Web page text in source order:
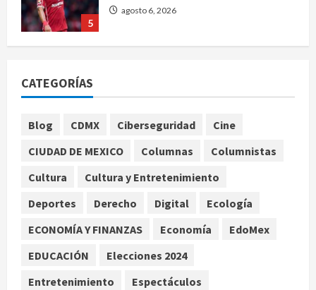
5
agosto 6, 2026
SCJN avala obligación patronal de
agrícolas
agosto 6, 2026
Turista muere ahogado en alberca
de hotel en Acapulco; familiares
personal capacitado
CATEGORÍAS
Blog CDMX Ciberseguridad
Cine
CIUDAD DE MEXICO
Columnas
Columnistas
Cultura
Cultura y Entretenimiento
Deportes
Derecho Digital
Ecología
ECONOMÍA Y FINANZAS
Economía
EdoMex
EDUCACIÓN
Elecciones 2024
Entretenimiento
Espectáculos